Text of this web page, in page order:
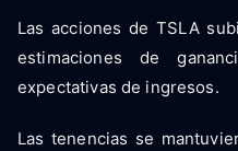
Las acciones de TSLA
estimaciones de
expectativas de ingresos.
Las tenencias se